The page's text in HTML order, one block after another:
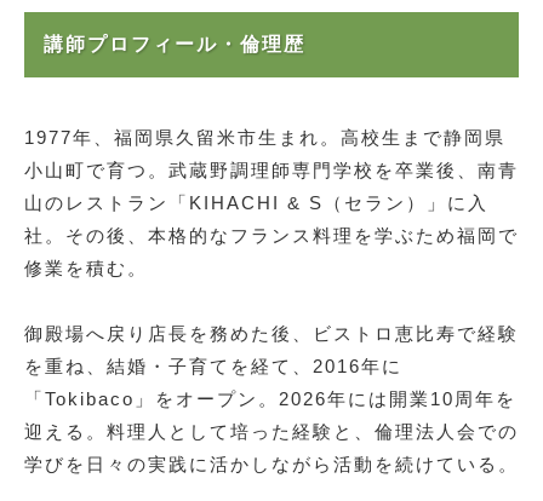
講師プロフィール・倫理歴
1977年、福岡県久留米市生まれ。高校生まで静岡県
小山町で育つ。武蔵野調理師専門学校を卒業後、南青
山のレストラン「KIHACHI & S（セラン）」に入
社。その後、本格的なフランス料理を学ぶため福岡で
修業を積む。
御殿場へ戻り店長を務めた後、ビストロ恵比寿で経験
を重ね、結婚・子育てを経て、2016年に
「Tokibaco」をオープン。2026年には開業10周年を
迎える。料理人として培った経験と、倫理法人会での
学びを日々の実践に活かしながら活動を続けている。